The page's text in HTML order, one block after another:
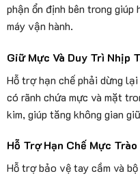
phận ổn định bên trong
máy vận hành.
Giữ Mực Và Duy Trì Nhịp
Hỗ trợ hạn chế phải dừng
có rãnh chứa mực và mặt
kim, giúp tăng không gian
Hỗ Trợ Hạn Chế Mực
Hỗ trợ bảo vệ tay cầm và